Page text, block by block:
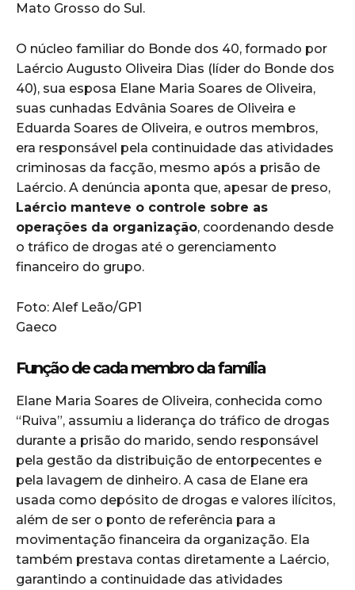
Mato Grosso do Sul.
O núcleo familiar do Bonde dos 40, formado por
Laércio Augusto Oliveira Dias (líder do Bonde dos
40), sua esposa Elane Maria Soares de Oliveira,
suas cunhadas Edvânia Soares de Oliveira e
Eduarda Soares de Oliveira, e outros membros,
era responsável pela continuidade das atividades
criminosas da facção, mesmo após a prisão de
Laércio. A denúncia aponta que, apesar de preso,
Laércio manteve o controle sobre as
operações da organização, coordenando desde
o tráfico de drogas até o gerenciamento
financeiro do grupo.
Foto: Alef Leão/GP1
Gaeco
Função de cada membro da família
Elane Maria Soares de Oliveira, conhecida como
“Ruiva”, assumiu a liderança do tráfico de drogas
durante a prisão do marido, sendo responsável
pela gestão da distribuição de entorpecentes e
pela lavagem de dinheiro. A casa de Elane era
usada como depósito de drogas e valores ilícitos,
além de ser o ponto de referência para a
movimentação financeira da organização. Ela
também prestava contas diretamente a Laércio,
garantindo a continuidade das atividades